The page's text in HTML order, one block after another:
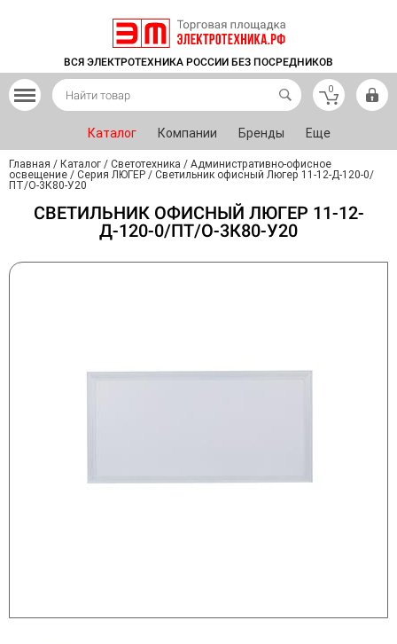
ВСЯ ЭЛЕКТРОТЕХНИКА РОССИИ БЕЗ ПОСРЕДНИКОВ
0
Каталог Компании Бренды Еще
Главная / Каталог / Светотехника / Административно-офисное
освещение / Серия ЛЮГЕР / Светильник офисный Люгер 11-12-Д-120-0/
ПТ/О-3К80-У20
СВЕТИЛЬНИК ОФИСНЫЙ ЛЮГЕР 11-12-
Д-120-0/ПТ/О-3К80-У20